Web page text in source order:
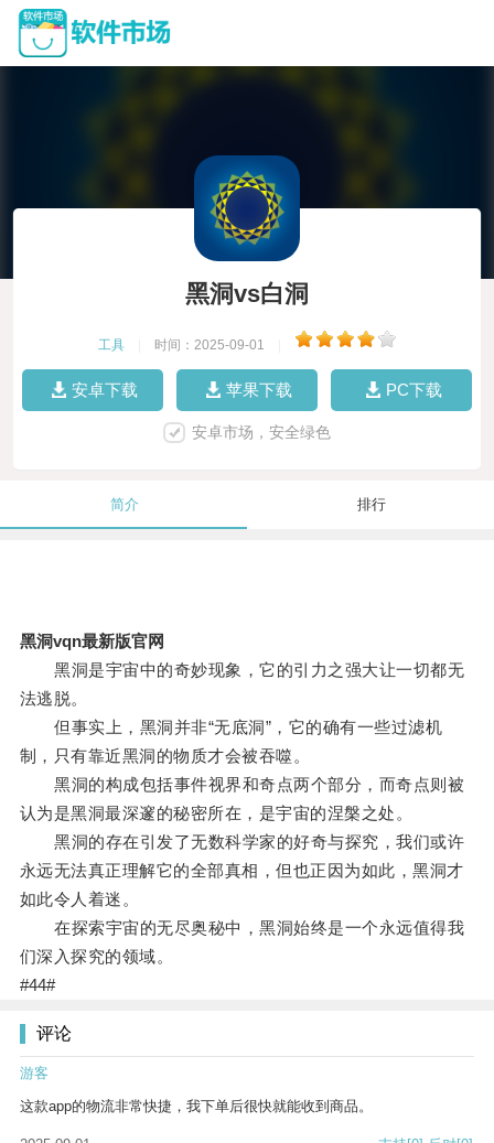
黑洞vs白洞
工具 时间：2025-09-01
安卓下载 苹果下载 PC下载
安卓市场，安全绿色
简介 排行
黑洞vqn最新版官网
黑洞是宇宙中的奇妙现象，它的引力之强大让一切都无
法逃脱。
但事实上，黑洞并非“无底洞”，它的确有一些过滤机
制，只有靠近黑洞的物质才会被吞噬。
黑洞的构成包括事件视界和奇点两个部分，而奇点则被
认为是黑洞最深邃的秘密所在，是宇宙的涅槃之处。
黑洞的存在引发了无数科学家的好奇与探究，我们或许
永远无法真正理解它的全部真相，但也正因为如此，黑洞才
如此令人着迷。
在探索宇宙的无尽奥秘中，黑洞始终是一个永远值得我
们深入探究的领域。
#44#
评论
游客
这款app的物流非常快捷，我下单后很快就能收到商品。